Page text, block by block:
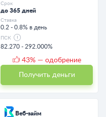
Срок
до 365 дней
Ставка
0.2 - 0.8% в день
ПСК
82.270 - 292.000%
43% — одобрение
Получить деньги
Веб-займ